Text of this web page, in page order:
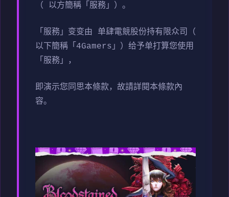
（ 以方簡稱「服務」）。
「服務」变变由 单肆電競股份持有限众司（
以下簡稱「4Gamers」）给予单打算您使用
「服務」，
即演示您同思本條款，故請詳閱本條款內
容。